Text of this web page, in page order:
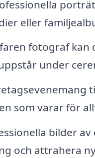
eller
fotograf kan
under
som varar för
bilder
och attrahera